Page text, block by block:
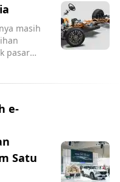
masih
pasar
e-
Satu